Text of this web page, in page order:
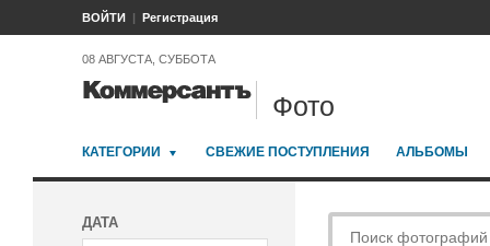
ВОЙТИ Регистрация
08 АВГУСТА, СУББОТА
Фото
КАТЕГОРИИ СВЕЖИЕ ПОСТУПЛЕНИЯ АЛЬБОМЫ
ДАТА